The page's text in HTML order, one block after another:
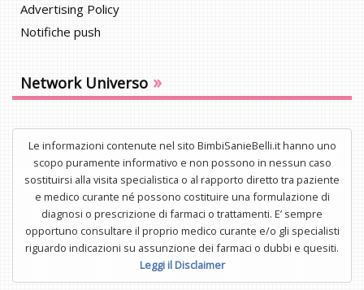
Advertising Policy
Notifiche push
Network Universo »
Le informazioni contenute nel sito BimbiSanieBelli.it hanno uno
scopo puramente informativo e non possono in nessun caso
sostituirsi alla visita specialistica o al rapporto diretto tra paziente
e medico curante né possono costituire una formulazione di
diagnosi o prescrizione di farmaci o trattamenti. E’ sempre
opportuno consultare il proprio medico curante e/o gli specialisti
riguardo indicazioni su assunzione dei farmaci o dubbi e quesiti.
Leggi il Disclaimer